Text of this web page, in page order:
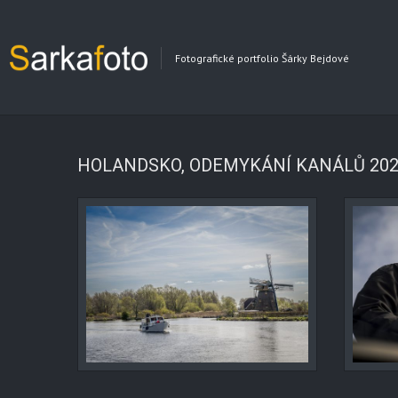
Fotografické portfolio Šárky Bejdové
HOLANDSKO, ODEMYKÁNÍ KANÁLŮ